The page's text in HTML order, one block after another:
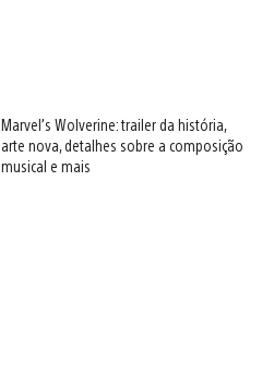
Marvel’s Wolverine: trailer da história,
arte nova, detalhes sobre a composição
musical e mais